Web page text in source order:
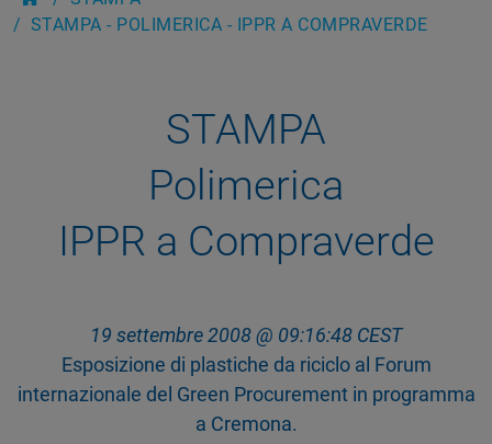
STAMPA - POLIMERICA - IPPR A COMPRAVERDE
STAMPA
Polimerica
IPPR a Compraverde
19 settembre 2008 @ 09:16:48 CEST
Esposizione di plastiche da riciclo al Forum
internazionale del Green Procurement in programma
a Cremona.